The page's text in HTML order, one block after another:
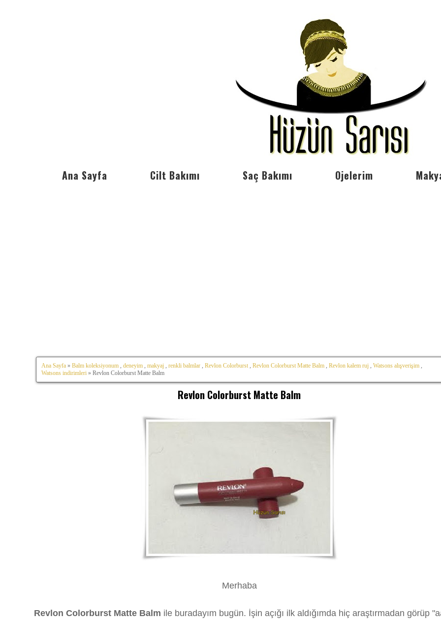
Ana Sayfa Cilt Bakımı Saç Bakımı Ojelerim
Ana Sayfa » Balm koleksiyonum , deneyim , makyaj , renkli balmlar , Revlon Colorburst , Revlon Colorburst Matte Balm , Revlon kalem ruj , Watsons alışverişim ,
Watsons indirimleri » Revlon Colorburst Matte Balm
Revlon Colorburst Matte Balm
Merhaba
Revlon Colorburst Matte Balm ile buradayım bugün. İşin açığı ilk aldığımda hiç araştırmadan görüp